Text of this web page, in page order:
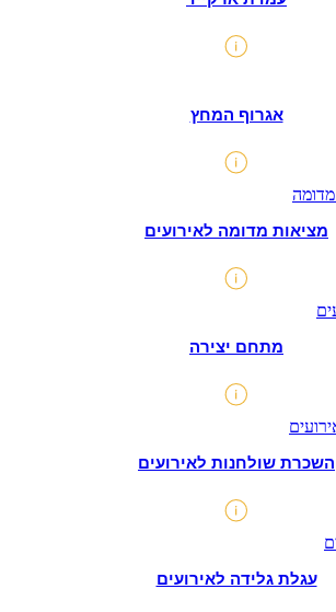
אגרוף המחץ
מציאות מדומה לאירועים
מתחם יצירה
השכרת שולחנות לאירועים
עגלת גלידה לאירועים